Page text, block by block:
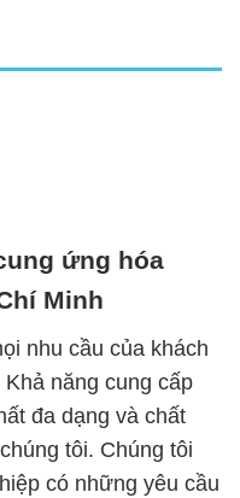
ứng hóa
Minh
nhu cầu của khách
năng cung cấp
đa dạng và chất
tôi. Chúng tôi
có những yêu cầu